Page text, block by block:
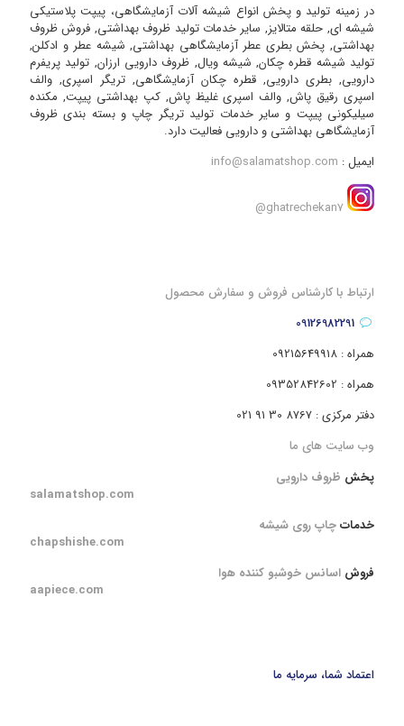
در زمینه تولید و پخش انواع شیشه آلات آزمایشگاهی، پیپت پلاستیکی
شیشه ای, حلقه متالایز, سایر خدمات تولید ظروف بهداشتی, فروش ظروف
بهداشتی, پخش بطری عطر آزمایشگاهی بهداشتی, شیشه عطر و ادکلن,
تولید شیشه قطره چکان, شیشه ویال, ظروف دارویی ارزان, تولید پریفرم
دارویی, بطری دارویی, قطره چکان آزمایشگاهی, تریگر اسپری, والف
اسپری رقیق پاش, والف اسپری غلیظ پاش, کپ بهداشتی پیپت, مکنده
سیلیکونی پیپت و سایر خدمات تولید تریگر چاپ و بسته بندی ظروف
آزمایشگاهی بهداشتی و دارویی فعالیت دارد.
ایمیل : info@salamatshop.com
ghatrechekan7@
ارتباط با کارشناس فروش و سفارش محصول
09126982291
همراه : 09215649918
همراه : 09352842602
دفتر مرکزی : 8767 30 91 021
وب سایت های ما
پخش ظروف دارویی
salamatshop.com
خدماتچاپ روی شیشه
chapshishe.com
فروش اسانس خوشبو کننده هوا
aapiece.com
اعتماد شما، سرمایه ما